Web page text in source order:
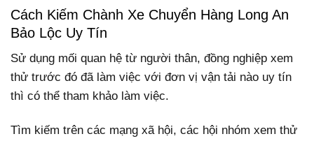
Cách Kiếm Chành Xe Chuyển Hàng Long An
Bảo Lộc Uy Tín
Sử dụng mối quan hệ từ người thân, đồng nghiệp xem
thử trước đó đã làm việc với đơn vị vận tải nào uy tín
thì có thể tham khảo làm việc.
Tìm kiếm trên các mạng xã hội, các hội nhóm xem thử